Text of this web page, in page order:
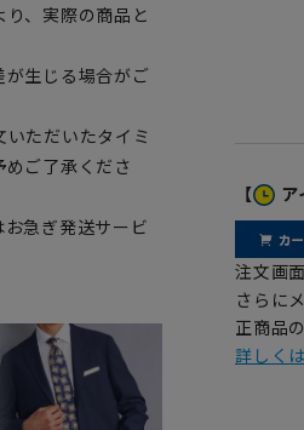
、実際の商品と
生じる場合がご
ただいたタイミ
ご了承くださ
急ぎ発送サービ
【 ア
注文画
さらに
正商品
詳しく